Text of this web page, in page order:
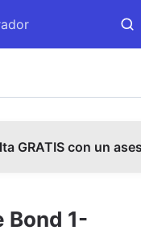
GRATIS con un
Bond 1-